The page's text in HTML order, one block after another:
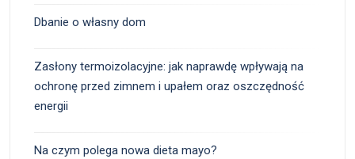
Dbanie o własny dom
Zasłony termoizolacyjne: jak naprawdę wpływają na
ochronę przed zimnem i upałem oraz oszczędność
energii
Na czym polega nowa dieta mayo?